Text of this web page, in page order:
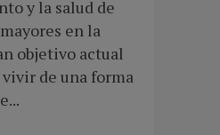
y la salud de
en la
objetivo actual
de una forma